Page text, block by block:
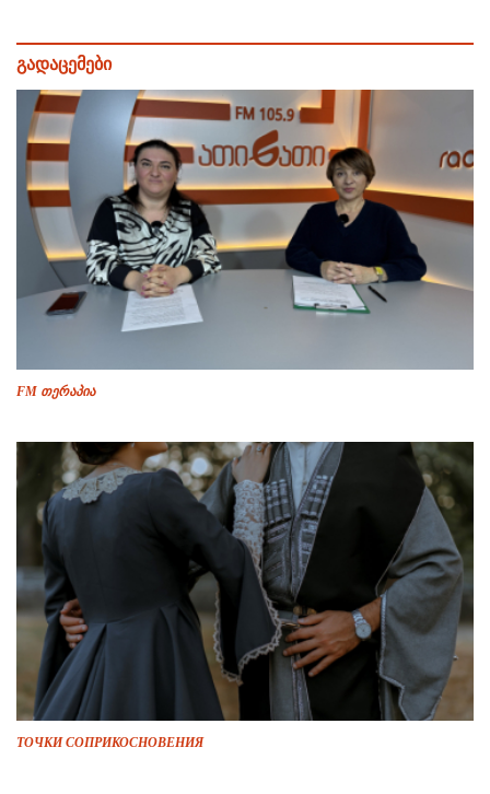
გადაცემები
FM თერაპია
ТОЧКИ СОПРИКОСНОВЕНИЯ